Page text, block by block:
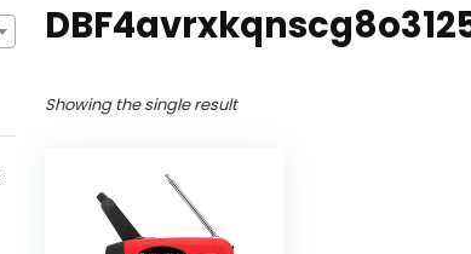
Showing the single result